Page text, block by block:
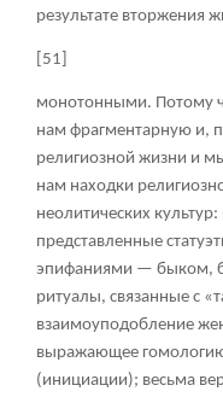
результате вторжения
[51]
монотонными. Потому
нам фрагментарную и,
религиозной жизни и
нам находки
неолитических
представленные
эпифаниями — быком,
ритуалы, связанные с
взаимоуподобление
выражающее
(инициации); весьма